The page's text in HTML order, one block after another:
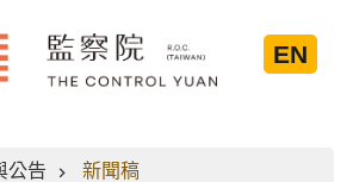
EN
公告 新聞稿